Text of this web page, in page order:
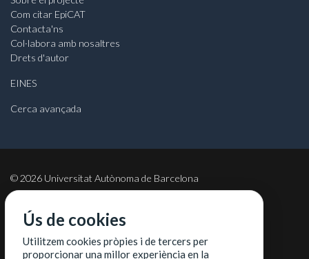
Com citar EpiCAT
Contacta'ns
Col·labora amb nosaltres
Drets d'autor
EINES
Cerca avançada
©2026 Universitat Autònoma de Barcelona
COL·LABORADORS
Ús de cookies
Utilitzem cookies pròpies i de tercers per
proporcionar una millor experiència en la